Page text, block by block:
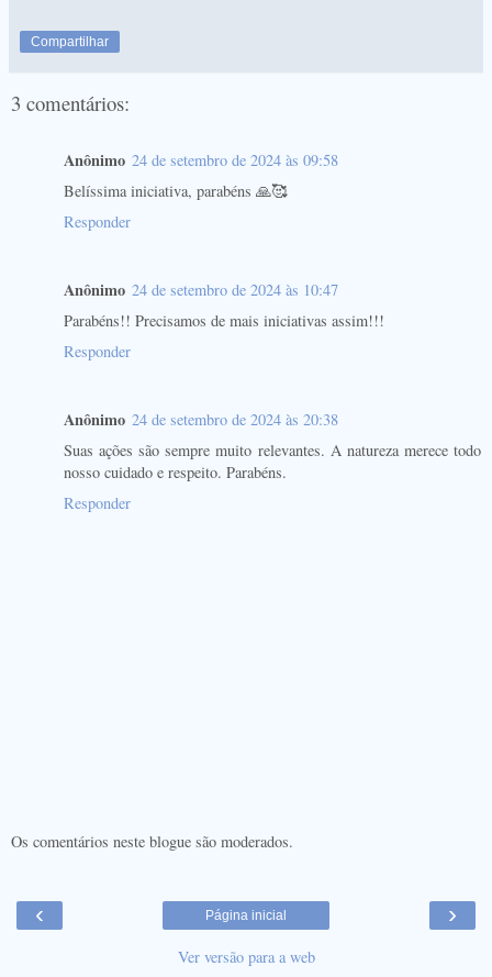
Compartilhar
3 comentários:
Anônimo 24 de setembro de 2024 às 09:58
Belíssima iniciativa, parabéns 🙏🥰
Responder
Anônimo 24 de setembro de 2024 às 10:47
Parabéns!! Precisamos de mais iniciativas assim!!!
Responder
Anônimo 24 de setembro de 2024 às 20:38
Suas ações são sempre muito relevantes. A natureza merece todo
nosso cuidado e respeito. Parabéns.
Responder
Os comentários neste blogue são moderados.
‹ ›
Página inicial
Ver versão para a web